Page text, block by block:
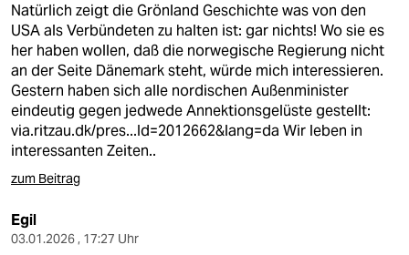
Natürlich zeigt die Grönland Geschichte was von den
USA als Verbündeten zu halten ist: gar nichts! Wo sie es
her haben wollen, daß die norwegische Regierung nicht
an der Seite Dänemark steht, würde mich interessieren.
Gestern haben sich alle nordischen Außenminister
eindeutig gegen jedwede Annektionsgelüste gestellt:
via.ritzau.dk/pres...Id=2012662&lang=da Wir leben in
interessanten Zeiten..
zum Beitrag
Egil
03.01.2026 , 17:27 Uhr